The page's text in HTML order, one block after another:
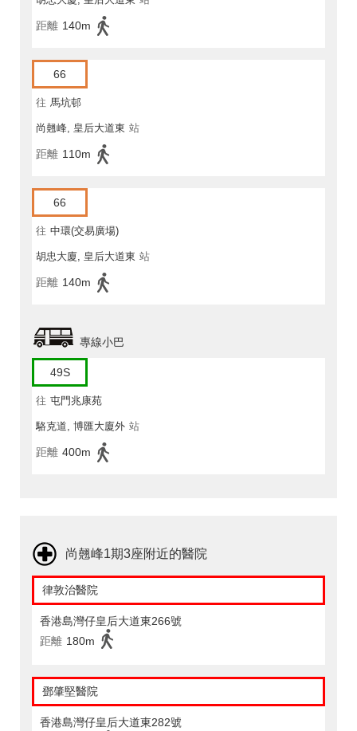
距離 140m
66
往 馬坑邨
尚翹峰, 皇后大道東 站
距離 110m
66
往 中環(交易廣場)
胡忠大廈, 皇后大道東 站
距離 140m
專線小巴
49S
往 屯門兆康苑
駱克道, 博匯大廈外 站
距離 400m
尚翹峰1期3座附近的醫院
律敦治醫院
香港島灣仔皇后大道東266號
距離 180m
鄧肇堅醫院
香港島灣仔皇后大道東282號